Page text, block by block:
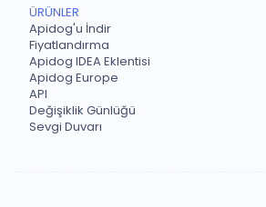
ÜRÜNLER
Apidog'u İndir
Fiyatlandırma
Apidog IDEA Eklentisi
Apidog Europe
API
Değişiklik Günlüğü
Sevgi Duvarı